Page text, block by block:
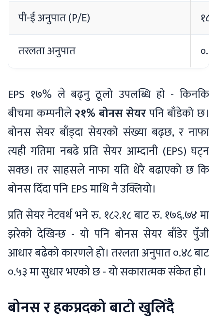
पी-ई अनुपात (P/E)
तरलता अनुपात
EPS १७% ले बढ्नु ठूलो उपलब्धि हो - किनकि
बीचमा कम्पनीले२१% बोनस सेयरपनि बाँडेको छ।
बोनस सेयर बाँड्दा सेयरको संख्या बढ्छ, र नाफा
त्यही गतिमा नबढे प्रति सेयर आम्दानी (EPS) घट्न
सक्छ। तर साहसले नाफा यति धेरै बढाएको छ कि
बोनस दिँदा पनि EPS माथि नै उक्लियो।
प्रति सेयर नेटवर्थ भने रु. १८२.१८ बाट रु. १७६.७४ मा
झरेको देखिन्छ - यो पनि बोनस सेयर बाँडेर पुँजी
आधार बढेको कारणले हो। तरलता अनुपात ०.४८ बाट
०.५३ मा सुधार भएको छ - यो सकारात्मक संकेत हो।
बोनस र हकप्रदको बाटो खुलिँदै